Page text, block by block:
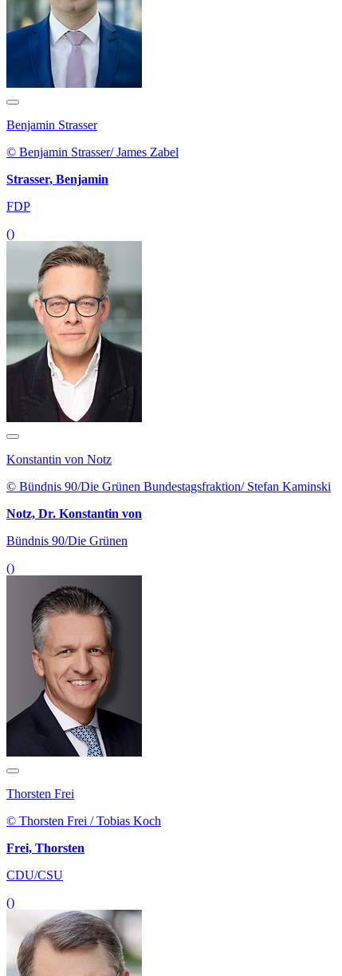
Benjamin Strasser
© Benjamin Strasser/ James Zabel
Strasser, Benjamin
FDP
()
Konstantin von Notz
© Bündnis 90/Die Grünen Bundestagsfraktion/ Stefan Kaminski
Notz, Dr. Konstantin von
Bündnis 90/Die Grünen
()
Thorsten Frei
© Thorsten Frei / Tobias Koch
Frei, Thorsten
CDU/CSU
()